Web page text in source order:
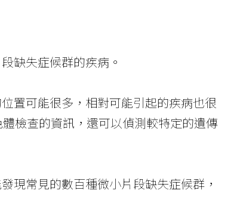
缺失症候群的疾病。
置可能很多，相對可能引起的疾病也很
檢查的資訊，還可以偵測較特定的遺傳
現常見的數百種微小片段缺失症候群，